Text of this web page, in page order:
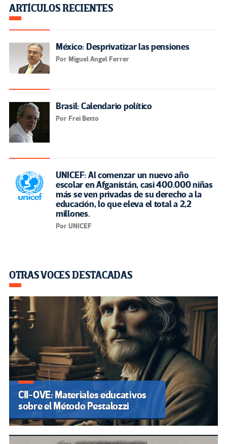
ARTÍCULOS RECIENTES
México: Desprivatizar las pensiones
Por Miguel Angel Ferrer
Brasil: Calendario político
Por Frei Betto
UNICEF: Al comenzar un nuevo año
escolar en Afganistán, casi 400.000 niñas
más se ven privadas de su derecho a la
educación, lo que eleva el total a 2,2
millones.
Por UNICEF
OTRAS VOCES DESTACADAS
CII-OVE: Materiales educativos
sobre el Método Pestalozzi